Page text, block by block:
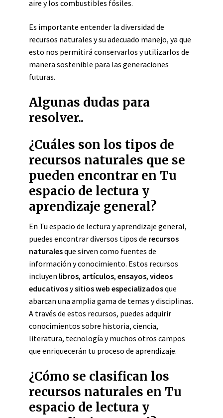
aire y los combustibles fósiles.
Es importante entender la diversidad de
recursos naturales y su adecuado manejo, ya que
esto nos permitirá conservarlos y utilizarlos de
manera sostenible para las generaciones
futuras.
Algunas dudas para
resolver..
¿Cuáles son los tipos de
recursos naturales que se
pueden encontrar en Tu
espacio de lectura y
aprendizaje general?
En Tu espacio de lectura y aprendizaje general,
puedes encontrar diversos tipos de recursos
naturalesque sirven como fuentes de
información y conocimiento. Estos recursos
incluyen libros, artículos, ensayos, videos
educativosysitios web especializadosque
abarcan una amplia gama de temas y disciplinas.
A través de estos recursos, puedes adquirir
conocimientos sobre historia, ciencia,
literatura, tecnología y muchos otros campos
que enriquecerán tu proceso de aprendizaje.
¿Cómo se clasifican los
recursos naturales en Tu
espacio de lectura y